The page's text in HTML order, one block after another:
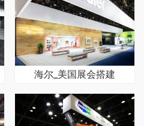
海尔_美国展会搭建